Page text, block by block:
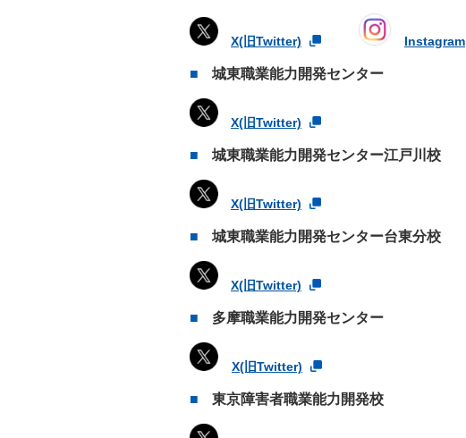
X(旧Twitter) Instagram
城東職業能力開発センター
X(旧Twitter)
城東職業能力開発センター江戸川校
X(旧Twitter)
城東職業能力開発センター台東分校
X(旧Twitter)
多摩職業能力開発センター
X(旧Twitter)
東京障害者職業能力開発校